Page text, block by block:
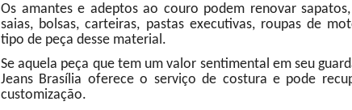
Os amantes e adeptos ao couro podem renovar
saias, bolsas, carteiras, pastas executivas, roupas de
tipo de peça desse material.
Se aquela peça que tem um valor sentimental em seu
Jeans Brasília oferece o serviço de costura e pode
customização.